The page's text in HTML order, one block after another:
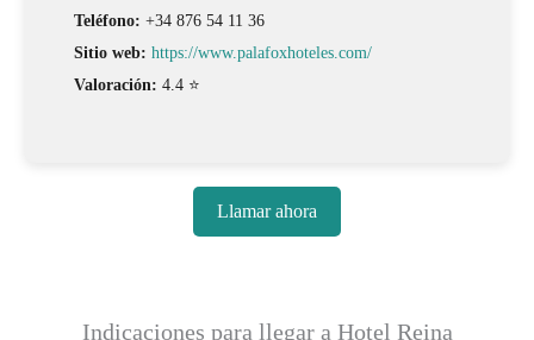
Teléfono: +34 876 54 11 36
Sitio web: https://www.palafoxhoteles.com/
Valoración: 4.4 ⭐
Llamar ahora
Indicaciones para llegar a Hotel Reina